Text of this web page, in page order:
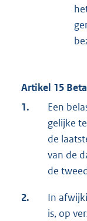
Artikel 15
1.
Een
gelijke
de
van de
de
2.
In
is, op